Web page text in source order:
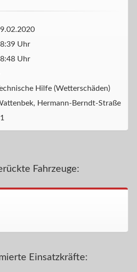
Uhr
Uhr
Hilfe (Wetterschäden)
Hermann-Berndt-Straße
Fahrzeuge:
Einsatzkräfte: